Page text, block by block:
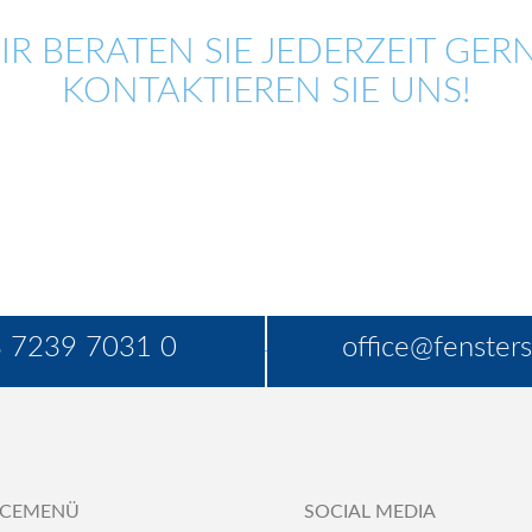
BERATEN SIE JEDERZEIT
KONTAKTIEREN SIE UNS!
7239 7031 0
SOCIAL MEDIA